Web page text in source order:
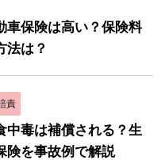
車保険は高い？保険料
法は？
責
中毒は補償される？生
険を事故例で解説